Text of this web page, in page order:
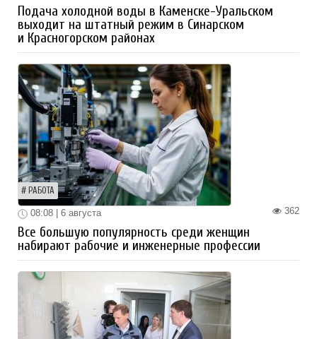
Подача холодной воды в Каменске-Уральском
выходит на штатный режим в Синарском
и Красногорском районах
РАБОТА
362
08:08 | 6 августа
Все большую популярность среди женщин
набирают рабочие и инженерные профессии